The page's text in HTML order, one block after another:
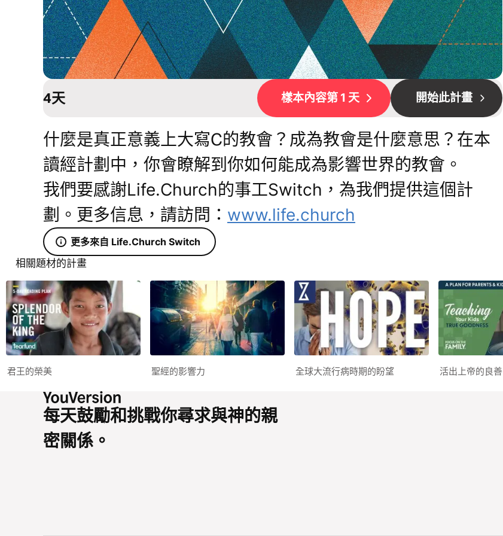
4天 樣本內容第 1 天 開始此計畫
什麼是真正意義上大寫C的教會？成為教會是什麼意思？在本
讀經計劃中，你會瞭解到你如何能成為影響世界的教會。
我們要感謝Life.Church的事工Switch，為我們提供這個計
劃。更多信息，請訪問： www.life.church
更多來自 Life.Church Switch
相關題材的計畫
君王的榮美 聖經的影響力 全球大流行病時期的盼望 活出上帝的良善
每天鼓勵和挑戰你尋求與神的親
密關係。